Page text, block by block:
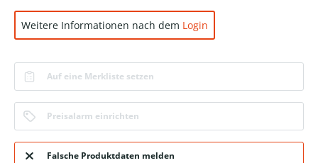
Weitere Informationen nach dem Login
Auf eine Merkliste setzen
Preisalarm einrichten
Falsche Produktdaten melden